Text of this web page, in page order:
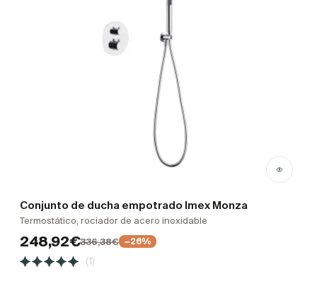
Conjunto de ducha empotrado Imex Monza
Termostático, rociador de acero inoxidable
248,92€336,38€ −26%
(1)